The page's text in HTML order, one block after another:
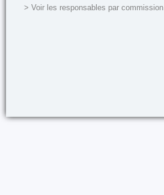
> Voir les responsables par commission